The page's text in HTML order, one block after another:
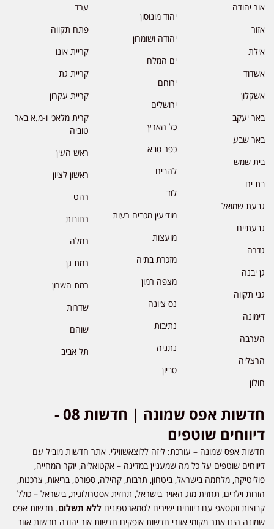
יהודה
יעקב
שבע
שמש
ים
שמואל
תקווה
יהוד מונוסון
יהודה ושומרון
ים המלח
ירוחם
ירושלים
כל הארץ
כפר סבא
להבים
מודיעין מכבים רעות
מועצות
מזכרת בתיה
מצפה רמון
נס ציונה
נתיבות
נתניה
פתח תקווה
קריית אונו
קריית גת
קריית עקרון
קרית מלאכי ו-מ.א באר
טוביה
ראש העין
ראשון לציון
רחובות
רמלה
רמת גן
רמת השרון
שדרות
שוהם
תל אביב
חדשות אפס שמונה | חדשות 08 -
שוטפים
אפס שמונה – עורכת: ליזה ללוצאשווילי. אתר חדשות מוביל עם
שוטפים על כל מה שמעניין במדינה – אקטואליה, יוקר המחייה,
מלחמה בישראל, ביטחון, תרבות, קהילה, ספורט, בריאות, צרכנות,
וילדים, תחזית מזג האויר בישראל, תחזית אסטרולוגית, בישראל – כולל
ווטסאפ עם דיווחים ישירים לסמארטפוניםללא תשלום. חדשות אפס
הינו אתר מקומי אזורי חדשות אופקים חדשות אור יהודה חדשות אזור